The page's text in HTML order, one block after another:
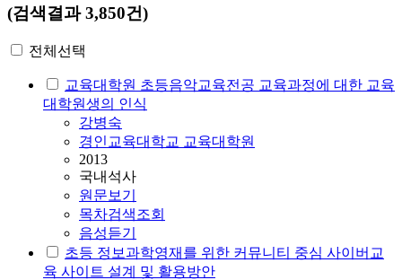
(검색결과 3,850건)
전체선택
교육대학원 초등음악교육전공 교육과정에 대한 교육
대학원생의 인식
강병숙
경인교육대학교 교육대학원
2013
국내석사
원문보기
목차검색조회
음성듣기
초등 정보과학영재를 위한 커뮤니티 중심 사이버교
육 사이트 설계 및 활용방안